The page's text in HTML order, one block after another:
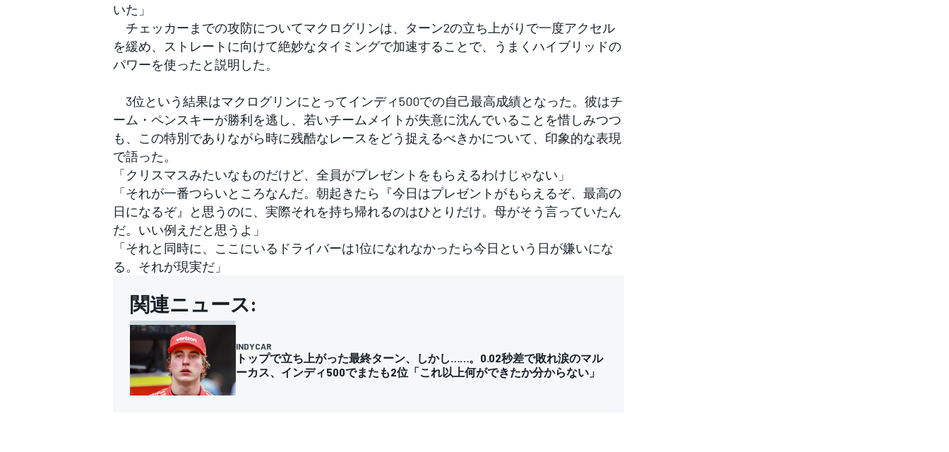
すべてのカテゴリー
いた」
チェッカーまでの攻防についてマクログリンは、ターン2の立ち上がりで一度アクセル
を緩め、ストレートに向けて絶妙なタイミングで加速することで、うまくハイブリッドの
パワーを使ったと説明した。
3位という結果はマクログリンにとってインディ500での自己最高成績となった。彼はチ
ーム・ペンスキーが勝利を逃し、若いチームメイトが失意に沈んでいることを惜しみつつ
も、この特別でありながら時に残酷なレースをどう捉えるべきかについて、印象的な表現
で語った。
「クリスマスみたいなものだけど、全員がプレゼントをもらえるわけじゃない」
「それが一番つらいところなんだ。朝起きたら『今日はプレゼントがもらえるぞ、最高の
日になるぞ』と思うのに、実際それを持ち帰れるのはひとりだけ。母がそう言っていたん
だ。いい例えだと思うよ」
「それと同時に、ここにいるドライバーは1位になれなかったら今日という日が嫌いにな
る。それが現実だ」
関連ニュース:
INDYCAR
トップで立ち上がった最終ターン、しかし……。0.02秒差で敗れ涙のマル
ーカス、インディ500でまたも2位「これ以上何ができたか分からない」